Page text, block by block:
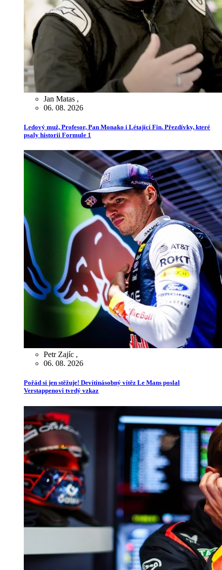
Jan Matas ,
06. 08. 2026
Ledový muž, Profesor, Pan Monako i Létající Fin. Přezdívky, které
psaly historii Formule 1
Petr Zajíc ,
06. 08. 2026
Pořád si jen stěžuje! Devítinásobný vítěz Le Mans poslal
Verstappenovi tvrdý vzkaz